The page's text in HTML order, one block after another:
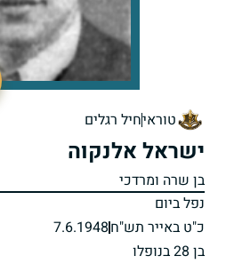
טוראיחיל רגלים
ישראל אלנקוה
בן שרה ומרדכי
נפל ביום
כ"ט באייר תש"ח7.6.1948
בן 28 בנופלו